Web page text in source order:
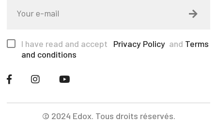
I have read and accept Privacy Policy and Terms
and conditions
© 2024 Edox. Tous droits réservés.